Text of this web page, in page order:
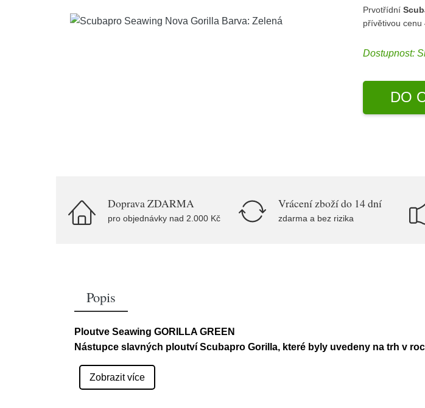
Prvotřídní
přívětivou
Dostupnost:
DO
Doprava ZDARMA
pro objednávky nad 2.000 Kč
Vrácení zboží do 14 dní
zdarma a bez rizika
Popis
Ploutve Seawing GORILLA GREEN
Nástupce slavných ploutví Scubapro Gorilla, které byly uvedeny na trh v
Zobrazit více